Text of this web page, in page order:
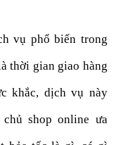
vụ phổ biến trong
thời gian giao hàng
khắc, dịch vụ này
shop online ưa